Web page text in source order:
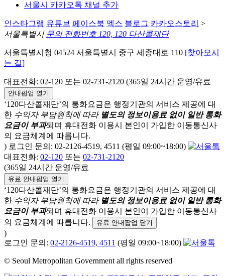
서울시 카카오톡 채널 추가
인스타그램 유튜브 페이스북 엑스 블로그 카카오스토리 >
서울특별시 문의 전화번호 120, 120 다산콜재단
서울특별시청 04524 서울특별시 중구 세종대로 110 [찾아오시
는 길]
대표전화: 02-120 또는 02-731-2120 (365일 24시간 운영/유료
안내팝업 열기
‘120다산콜재단’의 통화요금은 행정기관의 서비스 제공에 대
한 수익자 부담원칙에 따라 별도의 정보이용료 없이 일반 통화
요금이 부과되며 휴대전화 이용시 본인이 가입한 이동통신사
의 요금체계에 따릅니다.
) 로그인 문의: 02-2126-4519, 4511 (평일 09:00~18:00)
대표전화: 02-120 또는 02-731-2120
(365일 24시간 운영/유료
유료 안내팝업 열기
‘120다산콜재단’의 통화요금은 행정기관의 서비스 제공에 대
한 수익자 부담원칙에 따라 별도의 정보이용료 없이 일반 통화
요금이 부과되며 휴대전화 이용시 본인이 가입한 이동통신사
의 요금체계에 따릅니다.
유료 안내팝업 닫기
)
로그인 문의: 02-2126-4519, 4511 (평일 09:00~18:00)
© Seoul Metropolitan Government all rights reserved